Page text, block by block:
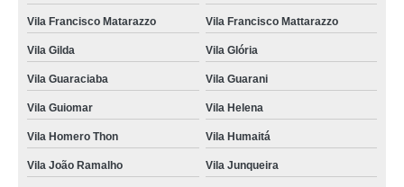
Vila Francisco Matarazzo Vila Francisco Mattarazzo
Vila Gilda Vila Glória
Vila Guaraciaba Vila Guarani
Vila Guiomar Vila Helena
Vila Homero Thon Vila Humaitá
Vila João Ramalho Vila Junqueira